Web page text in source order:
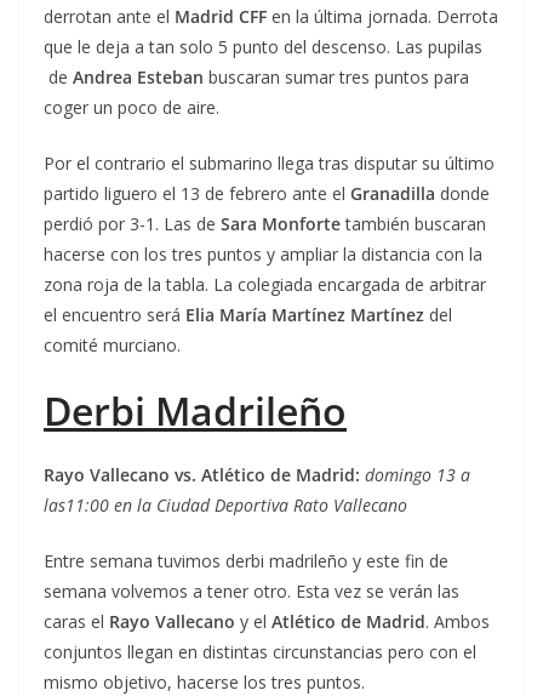
derrotan ante el Madrid CFF en la última jornada. Derrota
que le deja a tan solo 5 punto del descenso. Las pupilas
de Andrea Esteban buscaran sumar tres puntos para
coger un poco de aire.
Por el contrario el submarino llega tras disputar su último
partido liguero el 13 de febrero ante el Granadilla donde
perdió por 3-1. Las de Sara Monfortetambién buscaran
hacerse con los tres puntos y ampliar la distancia con la
zona roja de la tabla. La colegiada encargada de arbitrar
el encuentro será Elia María Martínez Martínez del
comité murciano.
Derbi Madrileño
Rayo Vallecano vs. Atlético de Madrid: domingo 13 a
las11:00 en la Ciudad Deportiva Rato Vallecano
Entre semana tuvimos derbi madrileño y este fin de
semana volvemos a tener otro. Esta vez se verán las
caras el Rayo Vallecano y el Atlético de Madrid. Ambos
conjuntos llegan en distintas circunstancias pero con el
mismo objetivo, hacerse los tres puntos.